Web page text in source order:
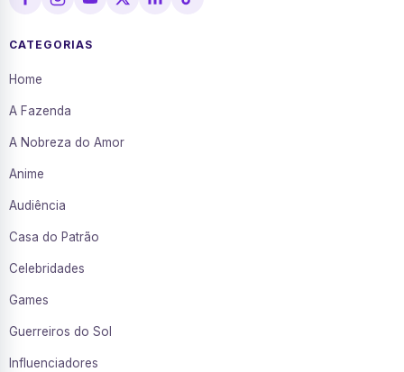
CATEGORIAS
Home
A Fazenda
A Nobreza do Amor
Anime
Audiência
Casa do Patrão
Celebridades
Games
Guerreiros do Sol
Influenciadores